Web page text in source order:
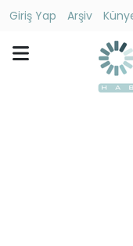
Giriş Yap Arşiv